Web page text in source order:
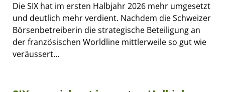
Die SIX hat im ersten Halbjahr 2026 mehr umgesetzt
und deutlich mehr verdient. Nachdem die Schweizer
Börsenbetreiberin die strategische Beteiligung an
der französischen Worldline mittlerweile so gut wie
veräussert...